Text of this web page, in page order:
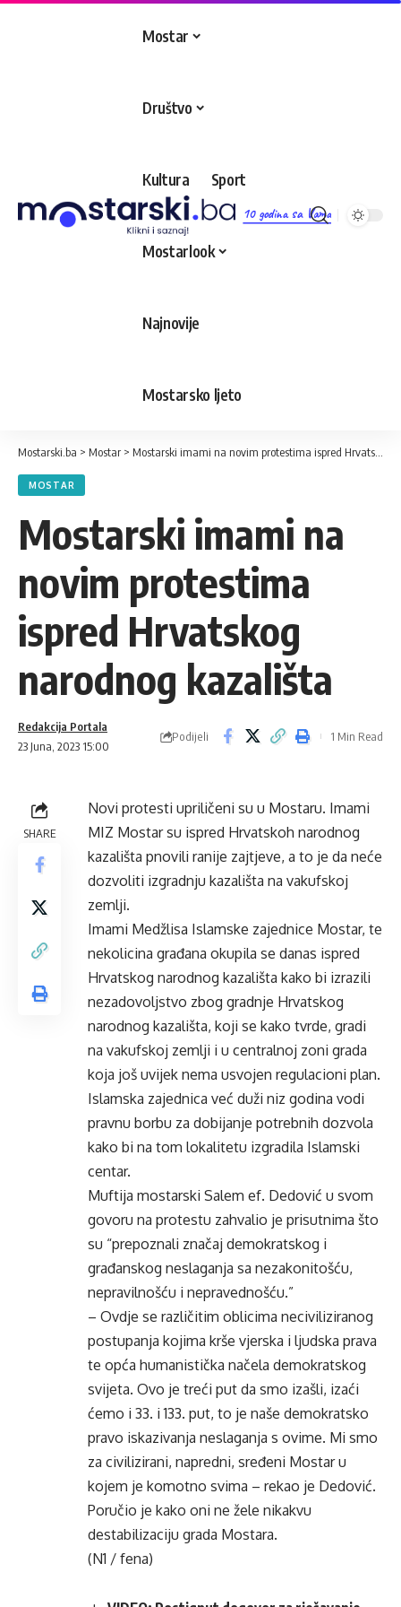
10 godina sa Vama
Mostar
Društvo
Kultura Sport
Mostarlook
Najnovije
Mostarsko ljeto
Mostarski.ba > Mostar > Mostarski imami na novim protestima ispred Hrvatskog narodnog kazališta
MOSTAR
Mostarski imami na
novim protestima
ispred Hrvatskog
narodnog kazališta
23 Juna, 2023 15:00
Redakcija Portala
Podijeli 1 Min Read
SHARE
Novi protesti upriličeni su u Mostaru. Imami
MIZ Mostar su ispred Hrvatskoh narodnog
kazališta pnovili ranije zajtjeve, a to je da neće
dozvoliti izgradnju kazališta na vakufskoj
zemlji.
Imami Medžlisa Islamske zajednice Mostar, te
nekolicina građana okupila se danas ispred
Hrvatskog narodnog kazališta kako bi izrazili
nezadovoljstvo zbog gradnje Hrvatskog
narodnog kazališta, koji se kako tvrde, gradi
na vakufskoj zemlji i u centralnoj zoni grada
koja još uvijek nema usvojen regulacioni plan.
Islamska zajednica već duži niz godina vodi
pravnu borbu za dobijanje potrebnih dozvola
kako bi na tom lokalitetu izgradila Islamski
centar.
Muftija mostarski Salem ef. Dedović u svom
govoru na protestu zahvalio je prisutnima što
su “prepoznali značaj demokratskog i
građanskog neslaganja sa nezakonitošću,
nepravilnošću i nepravednošću.”
– Ovdje se različitim oblicima neciviliziranog
postupanja kojima krše vjerska i ljudska prava
te opća humanistička načela demokratskog
svijeta. Ovo je treći put da smo izašli, izaći
ćemo i 33. i 133. put, to je naše demokratsko
pravo iskazivanja neslaganja s ovime. Mi smo
za civilizirani, napredni, sređeni Mostar u
kojem je komotno svima – rekao je Dedović.
Poručio je kako oni ne žele nikakvu
destabilizaciju grada Mostara.
(N1 / fena)